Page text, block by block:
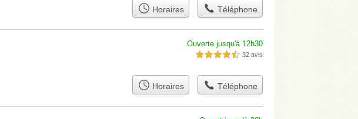
Horaires Téléphone
Ouverte jusqu'à 12h30
4,5 étoiles sur 5 32 avis
Horaires Téléphone